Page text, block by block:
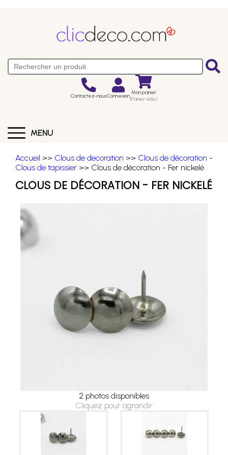
Contactez-nousConnexion Mon panier
(Panier vide)
MENU
Accueil >> Clous de decoration >> Clous de décoration -
Clous de tapissier >> Clous de décoration - Fer nickelé
CLOUS DE DÉCORATION - FER NICKELÉ
2 photos disponibles
Cliquez pour agrandir